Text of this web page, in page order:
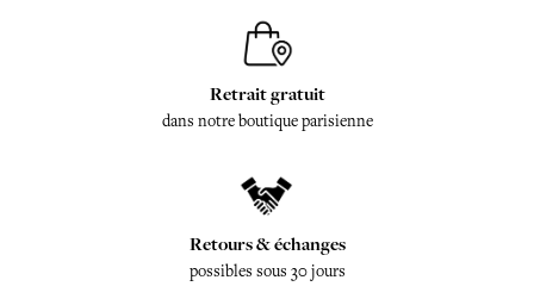
Retrait gratuit
dans notre boutique parisienne
Retours & échanges
possibles sous 30 jours